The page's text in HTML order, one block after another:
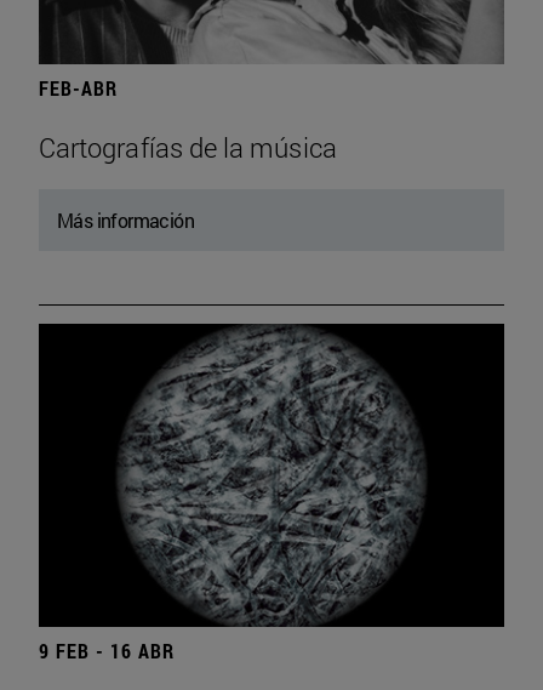
FEB-ABR
Cartografías de la música
Más información
9 FEB - 16 ABR